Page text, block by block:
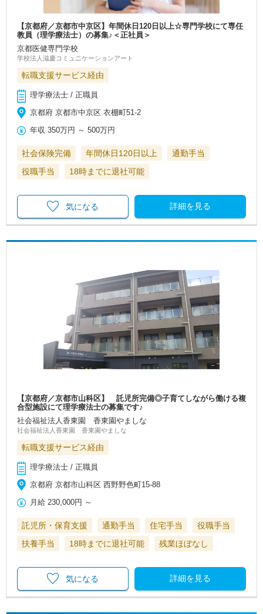
【京都府／京都市中京区】年間休日120日以上☆専門学校にて専任
教員（理学療法士）の募集♪＜正社員＞
京都医健専門学校
学校法人滋慶コミュニケーションアート
転職支援サービス経由
理学療法士 / 正職員
京都府 京都市中京区 衣棚町51-2
年収 350万円 ～500万円
社会保険完備 年間休日120日以上
通勤手当
役職手当
18時までに退社可能
詳細を見る
気になる
【京都府／京都市山科区】 託児所完備◎子育てしながら働ける複
合型施設にて理学療法士の募集です♪
社会福祉法人香東園 香東園やましな
社会福祉法人香東園 香東園やましな
転職支援サービス経由
理学療法士 / 正職員
京都府 京都市山科区 西野野色町15-88
月給 230,000円 ～
託児所・保育支援 通勤手当 住宅手当
役職手当
扶養手当
18時までに退社可能 残業ほぼなし
詳細を見る
気になる